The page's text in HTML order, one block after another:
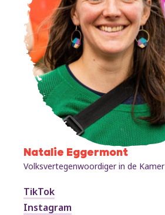
Natalie Eggermont
Volksvertegenwoordiger in de Kamer
TikTok
Instagram